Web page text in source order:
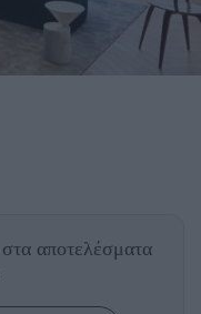
στα αποτελέσματα